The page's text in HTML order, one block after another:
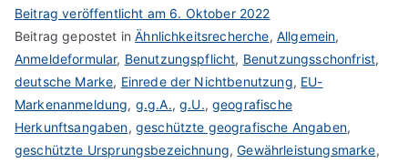
Beitrag veröffentlicht am 6. Oktober 2022
Beitrag gepostet inÄhnlichkeitsrecherche, Allgemein,
Anmeldeformular, Benutzungspflicht, Benutzungsschonfrist,
deutsche Marke, Einrede der Nichtbenutzung, EU-
Markenanmeldung, g.g.A.,g.U., geografische
Herkunftsangaben, geschützte geografische Angaben,
geschützte Ursprungsbezeichnung,Gewährleistungsmarke,